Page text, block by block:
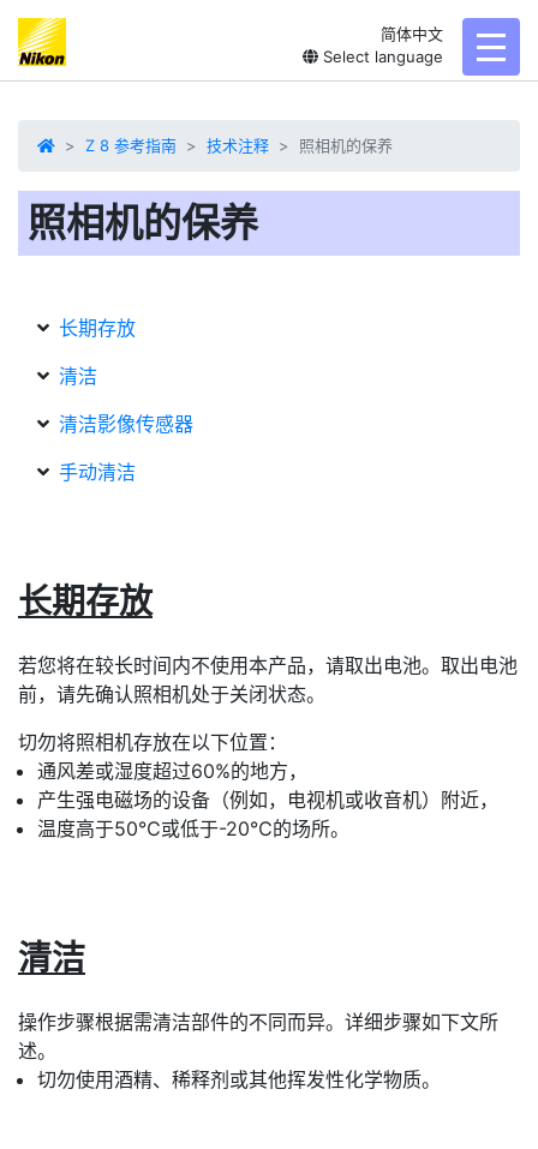
简体中文
Select language
Z 8 参考指南 技术注释 照相机的保养
照相机的保养
长期存放
清洁
清洁影像传感器
手动清洁
长期存放
若您将在较长时间内不使用本产品，请取出电池。取出电池
前，请先确认照相机处于关闭状态。
切勿将照相机存放在以下位置：
通风差或湿度超过60%的地方，
产生强电磁场的设备（例如，电视机或收音机）附近，
温度高于50℃或低于-20℃的场所。
清洁
操作步骤根据需清洁部件的不同而异。详细步骤如下文所
述。
切勿使用酒精、稀释剂或其他挥发性化学物质。